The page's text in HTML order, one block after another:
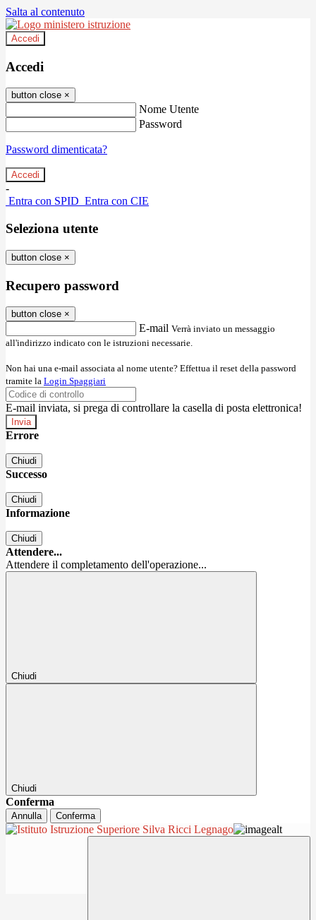
Salta al contenuto
Accedi
Accedi
button close ×
Nome Utente
Password
Password dimenticata?
-
Entra con SPID Entra con CIE
Seleziona utente
button close ×
Recupero password
button close ×
E-mail Verrà inviato un messaggio
all'indirizzo indicato con le istruzioni necessarie.
Non hai una e-mail associata al nome utente? Effettua il reset della password
tramite la Login Spaggiari
E-mail inviata, si prega di controllare la casella di posta elettronica!
Errore
Chiudi
Successo
Chiudi
Informazione
Chiudi
Attendere...
Attendere il completamento dell'operazione...
Chiudi
Chiudi
Conferma
Annulla Conferma